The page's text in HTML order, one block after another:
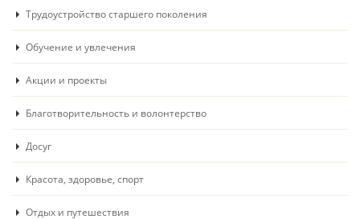
Трудоустройство старшего поколения
Обучение и увлечения
Акции и проекты
Благотворительность и волонтерство
Досуг
Красота, здоровье, спорт
Отдых и путешествия